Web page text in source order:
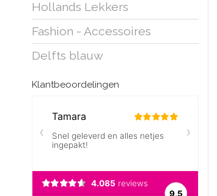
Hollands Lekkers
Fashion - Accessoires
Delfts blauw
Klantbeoordelingen